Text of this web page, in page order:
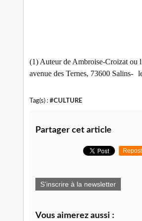
(1) Auteur de Ambroise-Croizat
avenue des Ternes, 73600 Salins-
Tag(s) : #CULTURE
Partager cet article
Repost
S'inscrire à la newsletter
Vous aimerez aussi :